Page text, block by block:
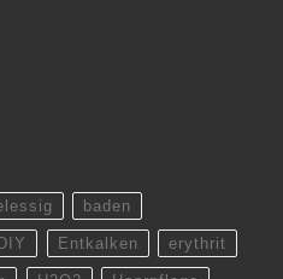
baden
DIY Entkalken erythrit